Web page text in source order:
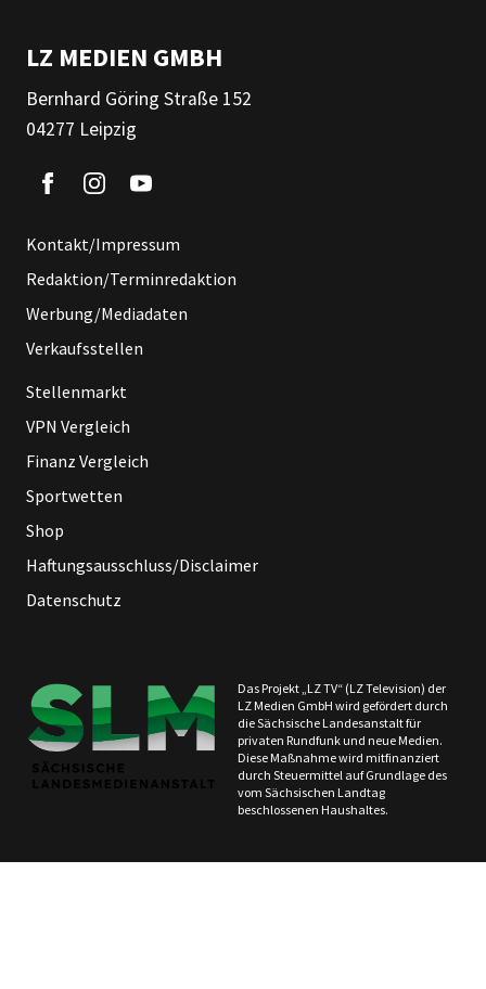
LZ MEDIEN GMBH
Bernhard Göring Straße 152
04277 Leipzig
Kontakt/Impressum
Redaktion/Terminredaktion
Werbung/Mediadaten
Verkaufsstellen
Stellenmarkt
VPN Vergleich
Finanz Vergleich
Sportwetten
Shop
Haftungsausschluss/Disclaimer
Datenschutz
Das Projekt „LZ TV“ (LZ Television) der
LZ Medien GmbH wird gefördert durch
die Sächsische Landesanstalt für
privaten Rundfunk und neue Medien.
Diese Maßnahme wird mitfinanziert
durch Steuermittel auf Grundlage des
vom Sächsischen Landtag
beschlossenen Haushaltes.